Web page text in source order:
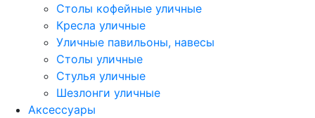
Столы кофейные уличные
Кресла уличные
Уличные павильоны, навесы
Столы уличные
Стулья уличные
Шезлонги уличные
Аксессуары